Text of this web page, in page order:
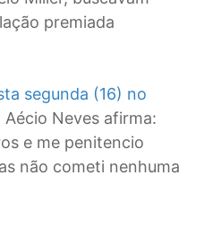
premiada
segunda (16) no
Aécio Neves afirma:
e me penitencio
não cometi nenhuma